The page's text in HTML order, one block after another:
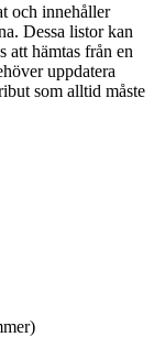
och innehåller
Dessa listor kan
att hämtas från en
uppdatera
som alltid måste